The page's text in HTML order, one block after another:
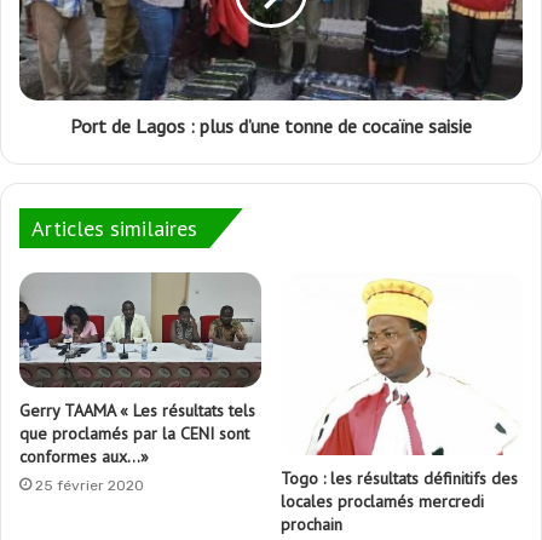
Port de Lagos : plus d’une tonne de cocaïne saisie
Articles similaires
Gerry TAAMA « Les résultats tels
que proclamés par la CENI sont
conformes aux…»
25 février 2020
Togo : les résultats définitifs des
locales proclamés mercredi
prochain